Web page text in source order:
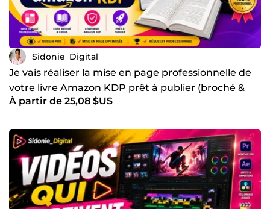
Sidonie_Digital
Je vais réaliser la mise en page professionnelle de
votre livre Amazon KDP prêt à publier (broché &
eBook)
À partir de 25,08 $US